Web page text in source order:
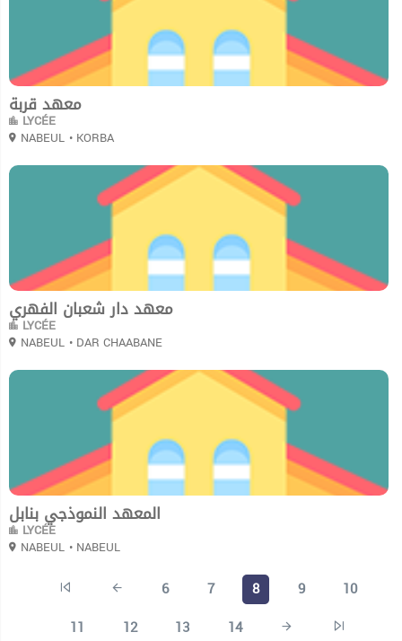
معهد قربة
LYCÉE
NABEUL • KORBA
معهد دار شعبان الفهري
LYCÉE
NABEUL • DAR CHAABANE
المعهد النموذجي بنابل
LYCÉE
NABEUL • NABEUL
6 7 8 9
10
11
12 13 14